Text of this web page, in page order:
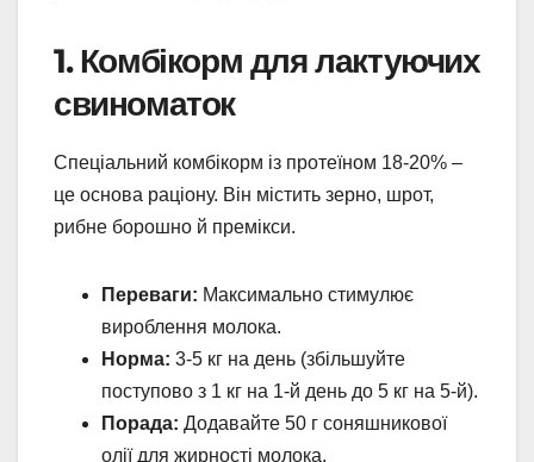
1. Комбікорм для лактуючих
свиноматок
Спеціальний комбікорм із протеїном 18-20% –
це основа раціону. Він містить зерно, шрот,
рибне борошно й премікси.
Переваги: Максимально стимулює
вироблення молока.
Норма: 3-5 кг на день (збільшуйте
поступово з 1 кг на 1-й день до 5 кг на 5-й).
Порада: Додавайте 50 г соняшникової
олії для жирності молока.